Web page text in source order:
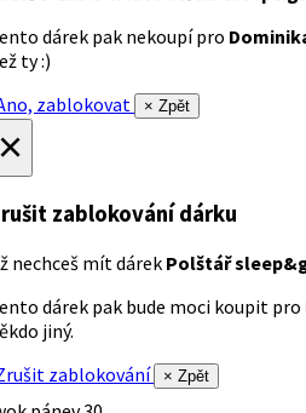
dárek pak nekoupí pro
ty :)
zablokovat
× Zpět
zablokování dárku
nechceš mít dárek Polštář
dárek pak bude moci koupit pro
jiný.
zablokování
× Zpět